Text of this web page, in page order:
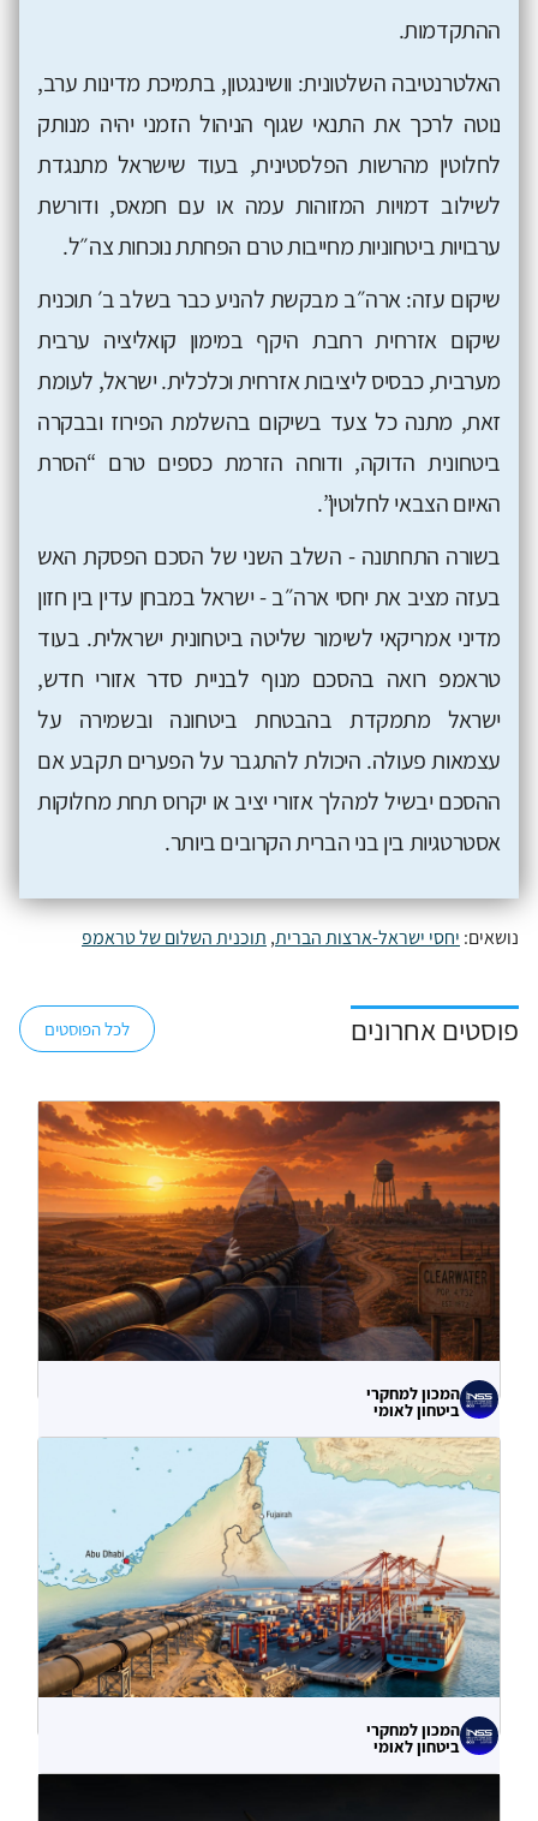
ההתקדמות.
האלטרנטיבה השלטונית: וושינגטון, בתמיכת מדינות ערב,
נוטה לרכך את התנאי שגוף הניהול הזמני יהיה מנותק
לחלוטין מהרשות הפלסטינית, בעוד שישראל מתנגדת
לשילוב דמויות המזוהות עמה או עם חמאס, ודורשת
ערבויות ביטחוניות מחייבות טרם הפחתת נוכחות צה״ל.
שיקום עזה: ארה״ב מבקשת להניע כבר בשלב ב׳ תוכנית
שיקום אזרחית רחבת היקף במימון קואליציה ערבית
מערבית, כבסיס ליציבות אזרחית וכלכלית. ישראל, לעומת
זאת, מתנה כל צעד בשיקום בהשלמת הפירוז ובבקרה
ביטחונית הדוקה, ודוחה הזרמת כספים טרם “הסרת
האיום הצבאי לחלוטין”.
בשורה התחתונה - השלב השני של הסכם הפסקת האש
בעזה מציב את יחסי ארה״ב - ישראל במבחן עדין בין חזון
מדיני אמריקאי לשימור שליטה ביטחונית ישראלית. בעוד
טראמפ רואה בהסכם מנוף לבניית סדר אזורי חדש,
ישראל מתמקדת בהבטחת ביטחונה ובשמירה על
עצמאות פעולה. היכולת להתגבר על הפערים תקבע אם
ההסכם יבשיל למהלך אזורי יציב או יקרוס תחת מחלוקות
אסטרטגיות בין בני הברית הקרובים ביותר.
נושאים: יחסי ישראל-ארצות הברית, תוכנית השלום של טראמפ
פוסטים אחרונים לכל הפוסטים
המכון למחקרי
ביטחון לאומי
לא רק הנזק המיידי: מה מלמדות תקיפות
הסייבר נגד תשתיות המים בארצות הברית?
המכון למחקרי
ביטחון לאומי
עוקף הורמוז? ההימור האסטרטגי הבעייתי